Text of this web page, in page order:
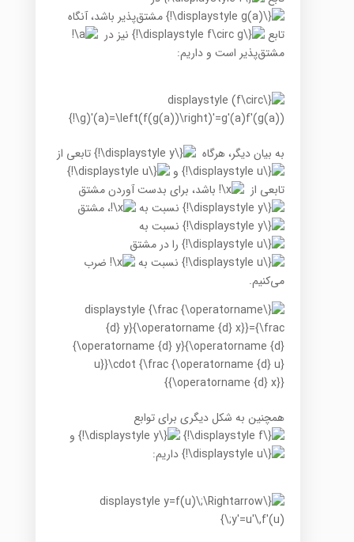
مشتق‌پذیر باشد، آنگاه
تابع
نیز در
مشتق‌پذیر است و داریم:
به بیان دیگر، هرگاه
تابعی از
و
تابعی از
باشد، برای بدست آوردن مشتق
نسبت به
، مشتق
نسبت به
را در مشتق
نسبت به
ضرب
می‌کنیم.
همچنین به شکل دیگری برای توابع
و
داریم: